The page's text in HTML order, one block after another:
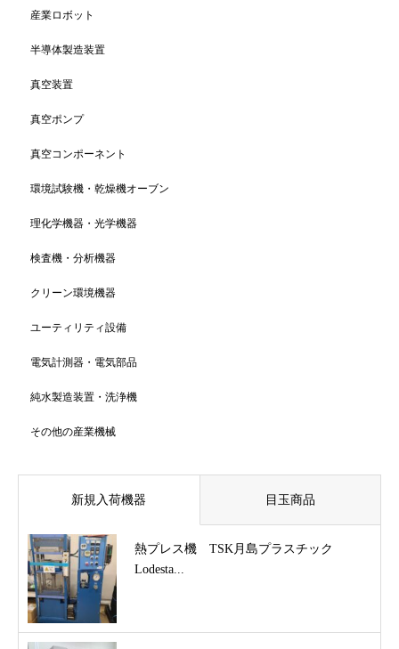
産業ロボット
半導体製造装置
真空装置
真空ポンプ
真空コンポーネント
環境試験機・乾燥機オーブン
理化学機器・光学機器
検査機・分析機器
クリーン環境機器
ユーティリティ設備
電気計測器・電気部品
純水製造装置・洗浄機
その他の産業機械
新規入荷機器 目玉商品
熱プレス機 TSK月島プラスチック
Lodesta...